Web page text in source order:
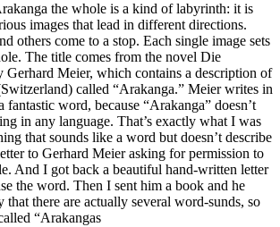
the whole is a kind of labyrinth: it is
images that lead in different directions.
others come to a stop. Each single image sets
The title comes from the novel Die
Gerhard Meier, which contains a description of
called “Arakanga.” Meier writes in
fantastic word, because “Arakanga” doesn’t
in any language. That’s exactly what I was
that sounds like a word but doesn’t describe
to Gerhard Meier asking for permission to
And I got back a beautiful hand-written letter
the word. Then I sent him a book and he
that there are actually several word-sunds, so
“Arakangas